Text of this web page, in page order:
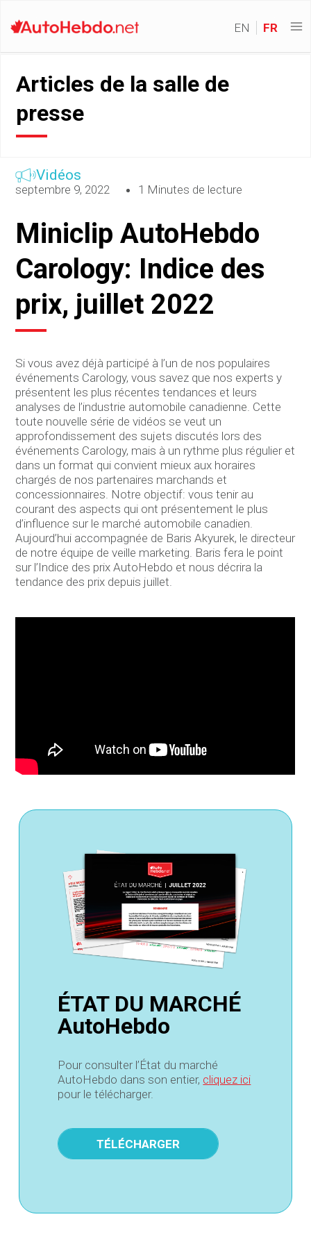
EN FR
Articles de la salle de
presse
Vidéos
septembre 9, 2022 1 Minutes de lecture
Miniclip AutoHebdo
Carology: Indice des
prix, juillet 2022
Si vous avez déjà participé à l’un de nos populaires
événements Carology, vous savez que nos experts y
présentent les plus récentes tendances et leurs
analyses de l’industrie automobile canadienne. Cette
toute nouvelle série de vidéos se veut un
approfondissement des sujets discutés lors des
événements Carology, mais à un rythme plus régulier et
dans un format qui convient mieux aux horaires
chargés de nos partenaires marchands et
concessionnaires. Notre objectif: vous tenir au
courant des aspects qui ont présentement le plus
d’influence sur le marché automobile canadien.
Aujourd’hui accompagnée de Baris Akyurek, le directeur
de notre équipe de veille marketing. Baris fera le point
sur l’Indice des prix AutoHebdo et nous décrira la
tendance des prix depuis juillet.
ÉTAT DU MARCHÉ
AutoHebdo
Pour consulter l’État du marché
AutoHebdo dans son entier, cliquez ici
pour le télécharger.
TÉLÉCHARGER